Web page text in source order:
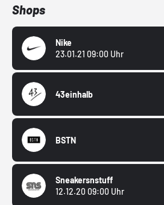
Shops
Nike
23.01.21 09:00 Uhr
43einhalb
BSTN
Sneakersnstuff
12.12.20 09:00 Uhr